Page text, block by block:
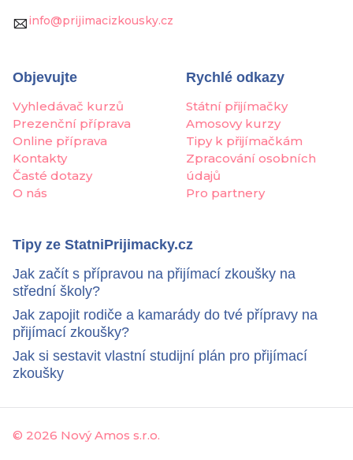
info@prijimacizkousky.cz
Objevujte
Vyhledávač kurzů
Prezenční příprava
Online příprava
Kontakty
Časté dotazy
O nás
Rychlé odkazy
Státní přijímačky
Amosovy kurzy
Tipy k přijímačkám
Zpracování osobních
údajů
Pro partnery
Tipy ze StatniPrijimacky.cz
Jak začít s přípravou na přijímací zkoušky na
střední školy?
Jak zapojit rodiče a kamarády do tvé přípravy na
přijímací zkoušky?
Jak si sestavit vlastní studijní plán pro přijímací
zkoušky
© 2026 Nový Amos s.r.o.